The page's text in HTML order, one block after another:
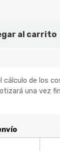
al carrito
cálculo de los
una vez